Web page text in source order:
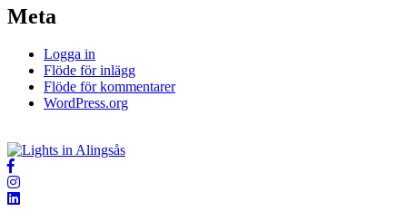
Meta
Logga in
Flöde för inlägg
Flöde för kommentarer
WordPress.org